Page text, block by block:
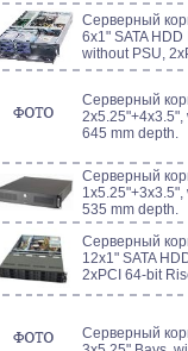
Серверный
6x1" SATA
without PSU,
Серверный
2x5.25"+4x3.5",
645 mm depth.
Серверный
535 mm depth.
Серверный
12x1" SATA
2xPCI 64-bit
Серверный